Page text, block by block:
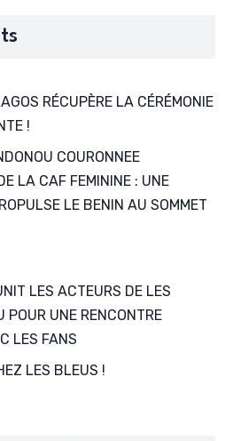
RÉCUPÈRE LA CÉRÉMONIE
!
COURONNEE
LA CAF FEMININE : UNE
LE BENIN AU SOMMET
LES ACTEURS DE LES
POUR UNE RENCONTRE
LES FANS
LES BLEUS !